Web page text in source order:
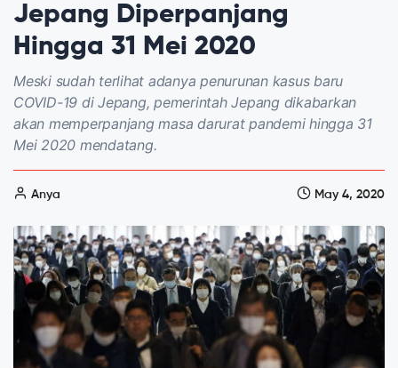
Jepang Diperpanjang
Hingga 31 Mei 2020
Meski sudah terlihat adanya penurunan kasus baru
COVID-19 di Jepang, pemerintah Jepang dikabarkan
akan memperpanjang masa darurat pandemi hingga 31
Mei 2020 mendatang.
Anya May 4, 2020